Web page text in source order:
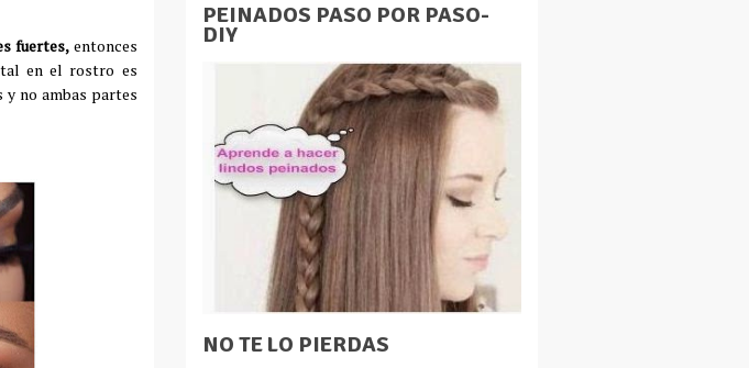
fuertes,entonces
en el rostro es
no ambas partes
PEINADOS PASO POR PASO-
DIY
NO TE LO PIERDAS